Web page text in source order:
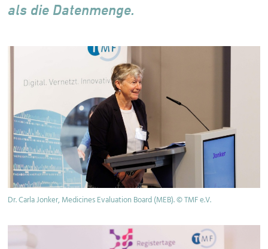
als die Datenmenge.
Dr. Carla Jonker, Medicines Evaluation Board (MEB). © TMF e.V.